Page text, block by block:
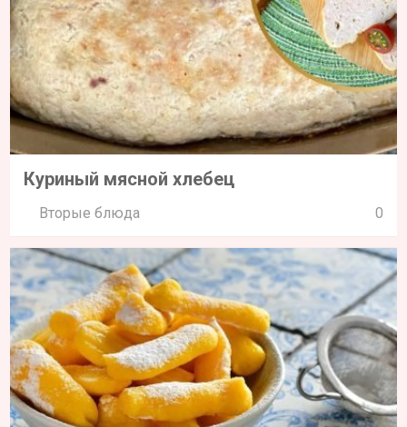
Куриный мясной хлебец
Вторые блюда 0